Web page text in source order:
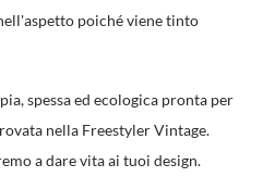
poiché viene tinto
spessa ed ecologica pronta per
nella Freestyler Vintage.
a dare vita ai tuoi design.